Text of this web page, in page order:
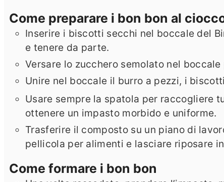
Come preparare i bon bon al
Inserire i biscotti secchi nel boccale del
e tenere da parte.
Versare lo zucchero semolato nel
Unire nel boccale il burro a pezzi, i
Usare sempre la spatola per raccogliere
ottenere un impasto morbido e uniforme.
Trasferire il composto su un piano di
pellicola per alimenti e lasciare riposare
Come formare i bon bon